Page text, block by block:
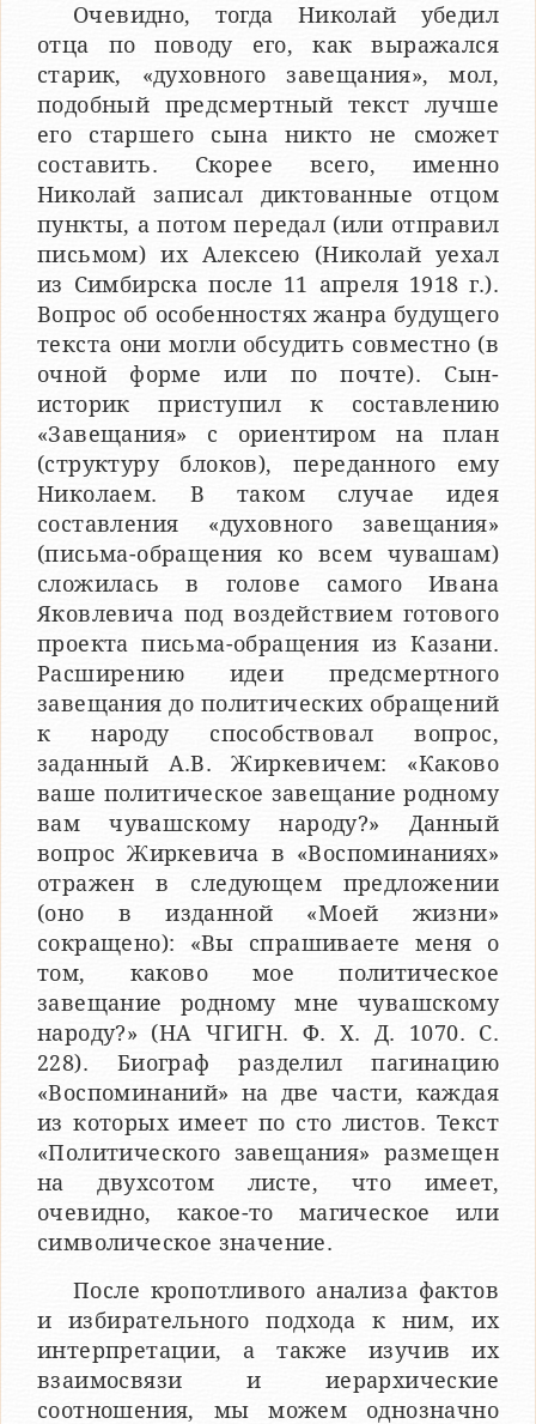
Очевидно, тогда Николай убедил
отца по поводу его, как выражался
старик, «духовного завещания», мол,
подобный предсмертный текст лучше
его старшего сына никто не сможет
составить. Скорее всего, именно
Николай записал диктованные отцом
пункты, а потом передал (или отправил
письмом) их Алексею (Николай уехал
из Симбирска после 11 апреля 1918 г.).
Вопрос об особенностях жанра будущего
текста они могли обсудить совместно (в
очной форме или по почте). Сын-
историк приступил к составлению
«Завещания» с ориентиром на план
(структуру блоков), переданного ему
Николаем. В таком случае идея
составления «духовного завещания»
(письма-обращения ко всем чувашам)
сложилась в голове самого Ивана
Яковлевича под воздействием готового
проекта письма-обращения из Казани.
Расширению идеи предсмертного
завещания до политических обращений
к народу способствовал вопрос,
заданный А.В. Жиркевичем: «Каково
ваше политическое завещание родному
вам чувашскому народу?» Данный
вопрос Жиркевича в «Воспоминаниях»
отражен в следующем предложении
(оно в изданной «Моей жизни»
сокращено): «Вы спрашиваете меня о
том, каково мое политическое
завещание родному мне чувашскому
народу?» (НА ЧГИГН. Ф. X. Д. 1070. С.
228). Биограф разделил пагинацию
«Воспоминаний» на две части, каждая
из которых имеет по сто листов. Текст
«Политического завещания» размещен
на двухсотом листе, что имеет,
очевидно, какое-то магическое или
символическое значение.
После кропотливого анализа фактов
и избирательного подхода к ним, их
интерпретации, а также изучив их
взаимосвязи и иерархические
соотношения, мы можем однозначно